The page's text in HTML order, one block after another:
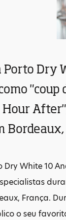
Dry
White 10
França.
o seu